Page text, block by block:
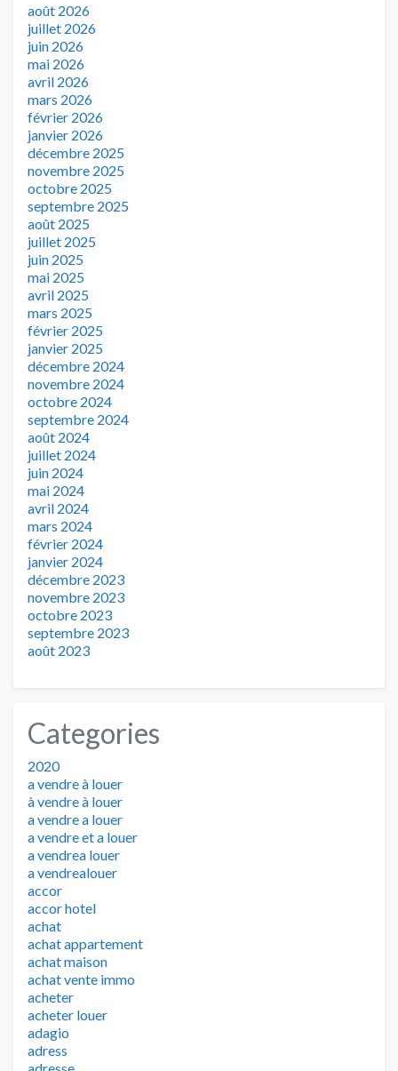
août 2026
juillet 2026
juin 2026
mai 2026
avril 2026
mars 2026
février 2026
janvier 2026
décembre 2025
novembre 2025
octobre 2025
septembre 2025
août 2025
juillet 2025
juin 2025
mai 2025
avril 2025
mars 2025
février 2025
janvier 2025
décembre 2024
novembre 2024
octobre 2024
septembre 2024
août 2024
juillet 2024
juin 2024
mai 2024
avril 2024
mars 2024
février 2024
janvier 2024
décembre 2023
novembre 2023
octobre 2023
septembre 2023
août 2023
Categories
2020
a vendre à louer
à vendre à louer
a vendre a louer
a vendre et a louer
a vendrea louer
a vendrealouer
accor
accor hotel
achat
achat appartement
achat maison
achat vente immo
acheter
acheter louer
adagio
adress